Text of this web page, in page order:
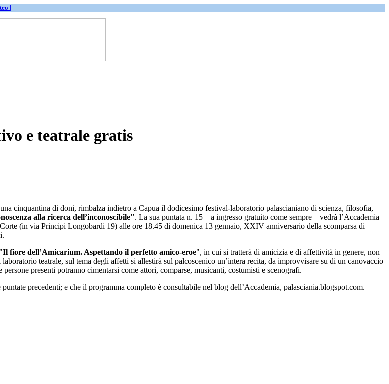
|
e teatrale gratis
cinquantina di doni, rimbalza indietro a Capua il dodicesimo festival-laboratorio palascianiano di scienza, filosofia,
alla ricerca dell’inconoscibile". La sua puntata n. 15 – a ingresso gratuito come sempre – vedrà l’Accademia
(in via Principi Longobardi 19) alle ore 18.45 di domenica 13 gennaio, XXIV anniversario della scomparsa di
Il fiore dell’Amicarium. Aspettando il perfetto amico-eroe", in cui si tratterà di amicizia e di affettività in genere, non
teatrale, sul tema degli affetti si allestirà sul palcoscenico un’intera recita, da improvvisare su di un canovaccio
presenti potranno cimentarsi come attori, comparse, musicanti, costumisti e scenografi.
precedenti; e che il programma completo è consultabile nel blog dell’Accademia, palasciania.blogspot.com.